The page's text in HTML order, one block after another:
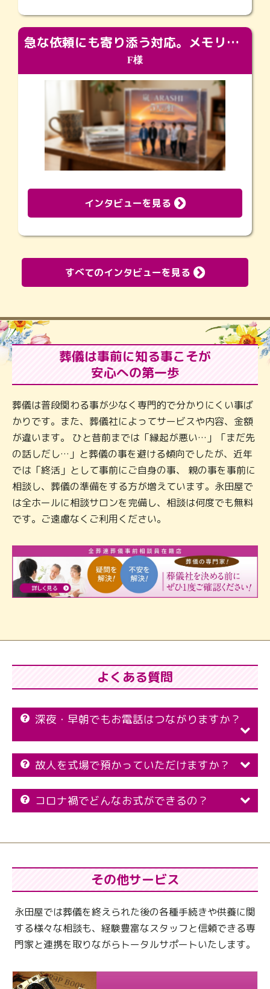
急な依頼にも寄り添う対応。メモリアルコーナーで振り返る大切な日々
F様
インタビューを見る
すべてのインタビューを見る
葬儀は事前に知る事こそが
安心への第一歩
葬儀は普段関わる事が少なく専門的で分かりにくい事ば
かりです。また、葬儀社によってサービスや内容、金額
が違います。 ひと昔前までは「縁起が悪い…」「まだ先
の話しだし…」と葬儀の事を避ける傾向でしたが、近年
では「終活」として事前にご自身の事、 親の事を事前に
相談し、葬儀の準備をする方が増えています。永田屋で
は全ホールに相談サロンを完備し、相談は何度でも無料
です。ご遠慮なくご利用ください。
よくある質問
深夜・早朝でもお電話はつながりますか？
故人を式場で預かっていただけますか？
コロナ禍でどんなお式ができるの？
その他サービス
永田屋では葬儀を終えられた後の各種手続きや供養に関
する様々な相談も、 経験豊富なスタッフと信頼できる専
門家と連携を取りながらトータルサポートいたします。